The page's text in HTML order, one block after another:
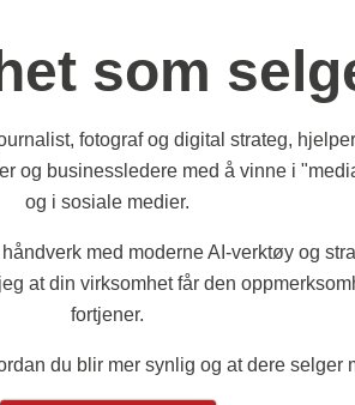
som
fotograf og digital strateg,
og businessledere med å vinne i
og i sosiale medier.
med moderne AI-verktøy og
at din virksomhet får den
fortjener.
du blir mer synlig og at dere selger